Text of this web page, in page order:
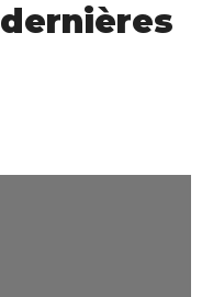
dernières